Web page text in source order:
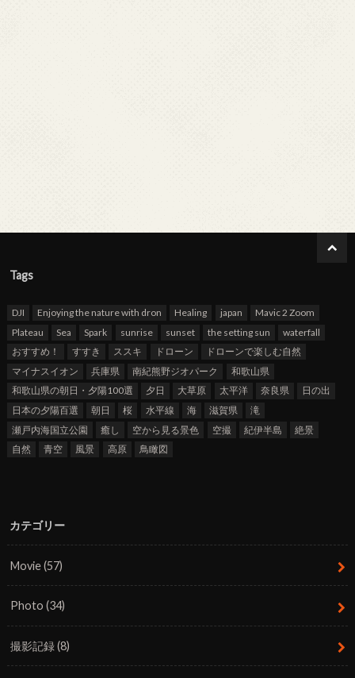
Tags
DJI Enjoying the nature with dron Healing japan
Mavic 2 Zoom
Plateau
Sea Spark sunrise sunset the setting sun
waterfall
おすすめ！
すすき ススキ ドローン
ドローンで楽しむ自然
マイナスイオン
兵庫県 南紀熊野ジオパーク
和歌山県
和歌山県の朝日・夕陽100選
夕日 大草原 太平洋 奈良県
日の出
日本の夕陽百選
朝日 桜 水平線 海 滋賀県
滝
瀬戸内海国立公園
癒し 空から見る景色 空撮 紀伊半島
絶景
自然
青空 風景 高原 鳥瞰図
カテゴリー
Movie(57)
Photo(34)
撮影記録(8)